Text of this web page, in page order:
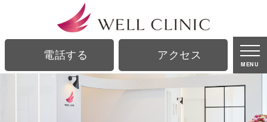
電話する アクセス
MENU
ブログ｜銀座駅、銀座一丁目駅から徒歩2分の美容皮膚科｜ウェルクリニック